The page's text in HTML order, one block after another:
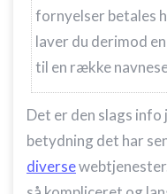
fornyelser betales
laver du derimod
til en række
Det er den slags
betydning det har
diverse